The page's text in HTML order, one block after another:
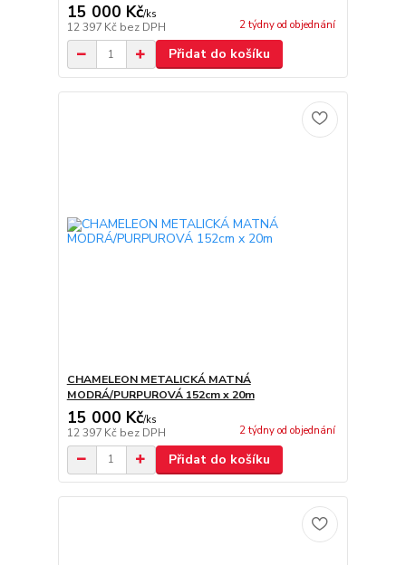
15 000 Kč/ks
12 397 Kč bez DPH 2 týdny od objednání
Přidat do košíku
CHAMELEON METALICKÁ MATNÁ
MODRÁ/PURPUROVÁ 152cm x 20m
15 000 Kč/ks
12 397 Kč bez DPH 2 týdny od objednání
Přidat do košíku